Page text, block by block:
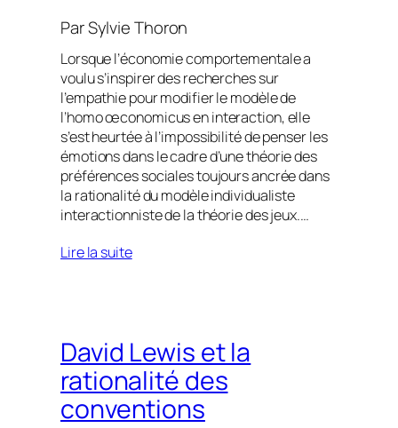
ParSylvie Thoron
Lorsque l’économie comportementale a
voulu s’inspirer des recherches sur
l’empathie pour modifier le modèle de
l’homo œconomicus en interaction, elle
s’est heurtée à l’impossibilité de penser les
émotions dans le cadre d’une théorie des
préférences sociales toujours ancrée dans
la rationalité du modèle individualiste
interactionniste de la théorie des jeux.…
Lire la suite
David Lewis et la
rationalité des
conventions